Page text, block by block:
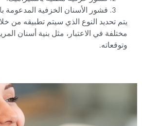
قشور الأسنان الخزفية المدعومة
يتم تحديد النوع الذي سيتم تطبيقه من
مختلفة في الاعتبار، مثل بنية أسنان
وتوقعاته.